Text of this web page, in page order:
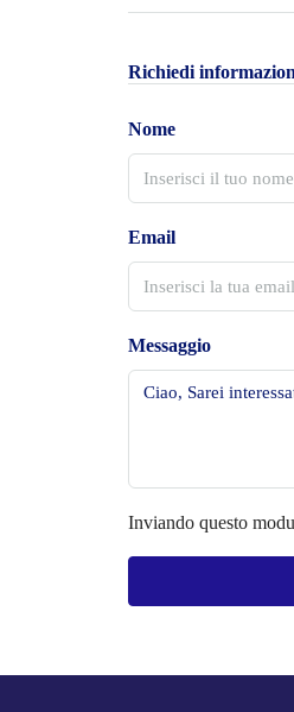
Richiedi
Nome
Email
Messaggio
Inviando questo